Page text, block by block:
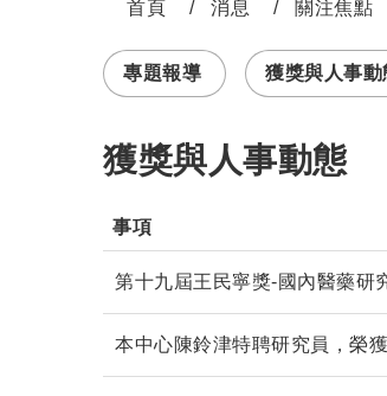
首頁 消息 關注焦點
專題報導
獲獎與人事動
獲獎與人事動態
事項
第十九屆王民寧獎-國內醫藥研
本中心陳鈴津特聘研究員，榮